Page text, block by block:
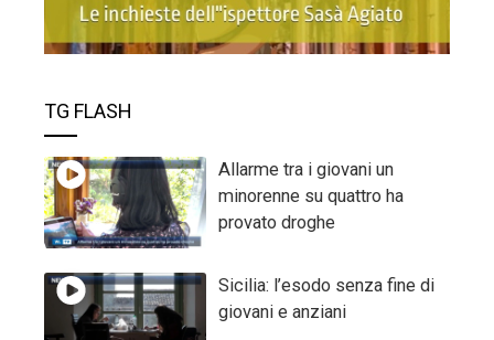
TG FLASH
Allarme tra i giovani un
minorenne su quattro ha
provato droghe
Sicilia: l’esodo senza fine di
giovani e anziani